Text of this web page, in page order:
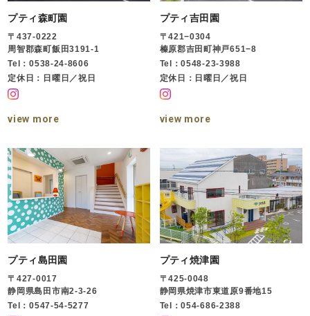
プティ森町園
〒437-0222
周智郡森町飯田3191-1
Tel：0538-24-8606
定休日：日曜日／祝日
view more
プティ吉田園
〒421−0304
榛原郡吉田町神戸651−8
Tel：0548-23-3988
定休日：日曜日／祝日
view more
プティ島田園
〒427-0017
静岡県島田市南2-3-26
Tel：0547-54-5277
プティ焼津園
〒425-0048
静岡県焼津市東道原9番地15
Tel：054-686-2388